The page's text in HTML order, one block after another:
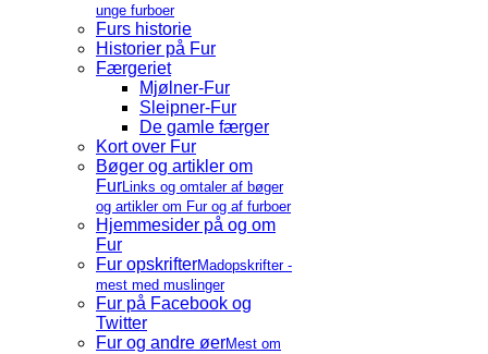
unge furboer
Furs historie
Historier på Fur
Færgeriet
Mjølner-Fur
Sleipner-Fur
De gamle færger
Kort over Fur
Bøger og artikler om
FurLinks og omtaler af bøger
og artikler om Fur og af furboer
Hjemmesider på og om
Fur
Fur opskrifterMadopskrifter -
mest med muslinger
Fur på Facebook og
Twitter
Fur og andre øerMest om